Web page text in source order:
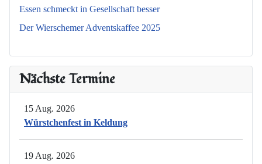
Essen schmeckt in Gesellschaft besser
Der Wierschemer Adventskaffee 2025
Nächste Termine
15 Aug. 2026
Würstchenfest in Keldung
19 Aug. 2026